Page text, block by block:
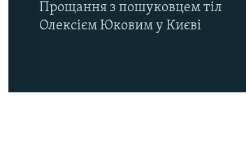
Прощання з пошуковцем тіл
Олексієм Юковим у Києві